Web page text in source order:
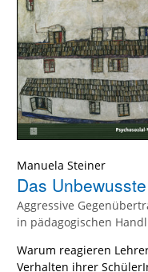
Manuela Steiner
Das
Aggressive
in pädagogischen
Warum reagieren
Verhalten ihrer